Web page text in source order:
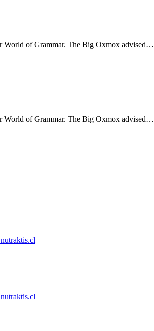
World of Grammar. The Big Oxmox advised…
World of Grammar. The Big Oxmox advised…